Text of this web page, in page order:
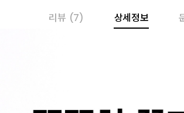
리뷰 (7) 상세정보